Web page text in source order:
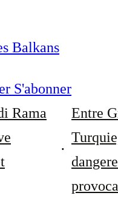
Balkans
S'abonner
Rama
Entre